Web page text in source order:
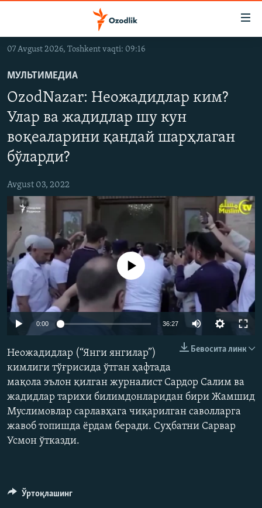
Асосий
ўтинг
Қидиришга
OZODVIDEO
OZODARXIV
На русском
ИЖТИМОИЙ ТАРМОҚЛАР
Озодлик бошқа тилларда
07 Avgust 2026, Toshkent vaqti: 09:16
МУЛЬТИМЕДИА
OzodNazar: Неожадидлар ким?
Улар ва жадидлар шу кун
воқеаларини қандай шарҳлаган
бўларди?
Avgust 03, 2022
240p 480p
720p 1080p
Айни дамда медиа-манба мавжуд эмас
0:00 36:27
480p
1080p
Бевосита линк
Неожадидлар (“Янги янгилар”)
кимлиги тўғрисида ўтган ҳафтада
мақола эълон қилган журналист Сардор Салим ва
жадидлар тарихи билимдонларидан бири Жамшид
Муслимовлар сарлавҳага чиқарилган саволларга
жавоб топишда ёрдам беради. Суҳбатни Сарвар
Усмон ўтказди.
Ўртоқлашинг